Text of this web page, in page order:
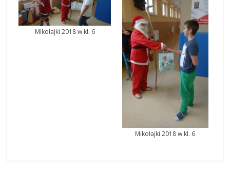
Mikołajki 2018 w kl. 6
Mikołajki 2018 w kl. 6